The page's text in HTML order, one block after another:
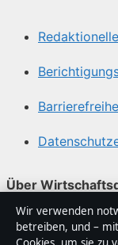
Über
Wir verwenden
betreiben, und –